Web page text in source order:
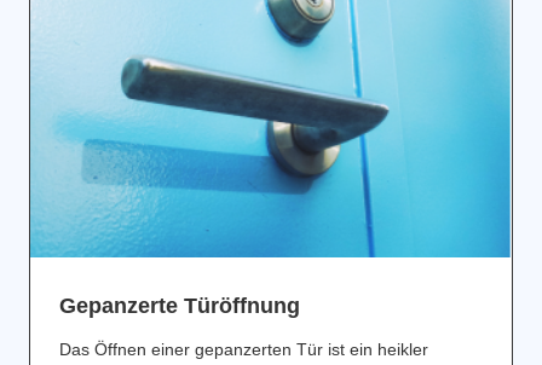
Gepanzerte Türöffnung
Das Öffnen einer gepanzerten Tür ist ein heikler